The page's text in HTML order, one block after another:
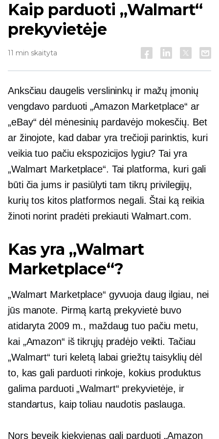
Kaip parduoti „Walmart“
prekyvietėje
11 min skaityta
Anksčiau daugelis verslininkų ir mažų įmonių
vengdavo parduoti „Amazon Marketplace“ ar
„eBay“ dėl mėnesinių pardavėjo mokesčių. Bet
ar žinojote, kad dabar yra trečioji parinktis, kuri
veikia tuo pačiu ekspozicijos lygiu? Tai yra
„Walmart Marketplace“. Tai platforma, kuri gali
būti čia jums ir pasiūlyti tam tikrų privilegijų,
kurių tos kitos platformos negali. Štai ką reikia
žinoti norint pradėti prekiauti Walmart.com.
Kas yra „Walmart
Marketplace“?
„Walmart Marketplace“ gyvuoja daug ilgiau, nei
jūs manote. Pirmą kartą prekyvietė buvo
atidaryta 2009 m., maždaug tuo pačiu metu,
kai „Amazon“ iš tikrųjų pradėjo veikti. Tačiau
„Walmart“ turi keletą labai griežtų taisyklių dėl
to, kas gali parduoti rinkoje, kokius produktus
galima parduoti „Walmart“ prekyvietėje, ir
standartus, kaip toliau naudotis paslauga.
Nors beveik kiekvienas gali parduoti „Amazon